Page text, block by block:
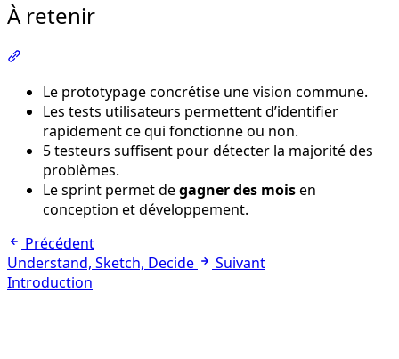
À retenir
Le prototypage concrétise une vision commune.
Les tests utilisateurs permettent d’identifier
rapidement ce qui fonctionne ou non.
5 testeurs suffisent pour détecter la majorité des
problèmes.
Le sprint permet degagner des moisen
conception et développement.
Précédent
Understand, Sketch, Decide
Suivant
Introduction